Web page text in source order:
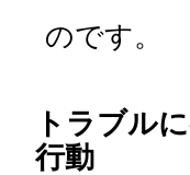
のです。
トラブル
行動